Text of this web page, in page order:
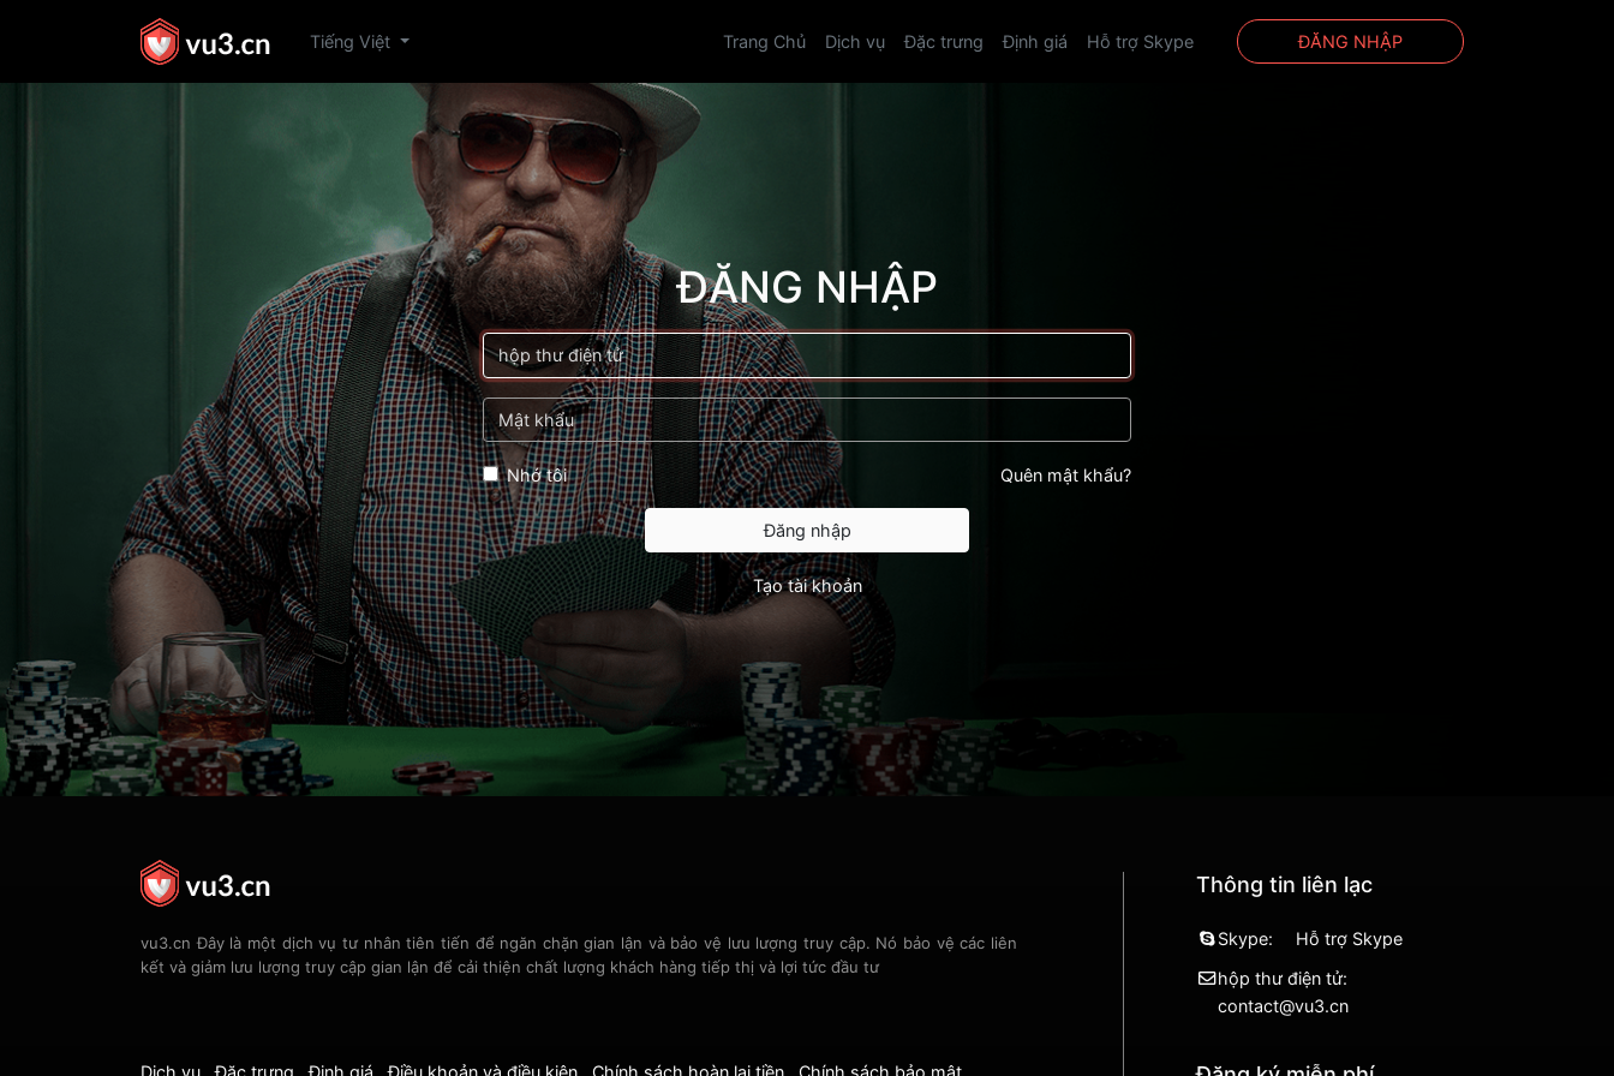
Tiếng Việt Trang Chủ Dịch vụ Đặc trưng Định giá Hỗ trợ Skype ĐĂNG NHẬP
ĐĂNG NHẬP
Nhớ tôi Quên mật khẩu?
Đăng nhập
Tạo tài khoản
vu3.cn Đây là một dịch vụ tư nhân tiên tiến để ngăn chặn gian lận và bảo vệ lưu lượng truy cập. Nó bảo vệ các liên
kết và giảm lưu lượng truy cập gian lận để cải thiện chất lượng khách hàng tiếp thị và lợi tức đầu tư
Thông tin liên lạc
Skype:
Hỗ trợ Skype
hộp thư điện tử:
contact@vu3.cn